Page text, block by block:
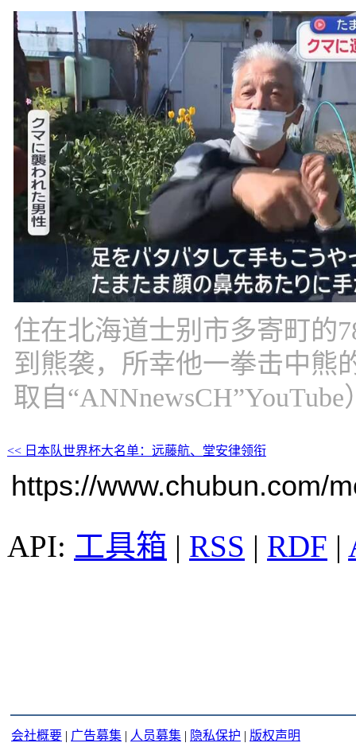
住在北海道士别市多寄町的
到熊袭，所幸他一拳击中熊
取自“ANNnewsCH”YouTube
<< 日本队世界杯大名单：远藤航、堂安律领衔
https://www.chubun.com/
工具箱 | RSS | RDF |
会社概要 | 广告募集 | 人员募集 | 隐私保护 | 版权声明